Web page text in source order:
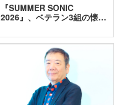
『SUMMER SONIC
2026』、ベテラン3組の懐…